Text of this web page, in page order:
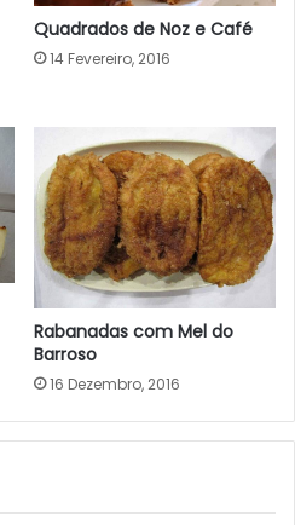
Quadrados de Noz e Café
14 Fevereiro, 2016
Rabanadas com Mel do
Barroso
16 Dezembro, 2016